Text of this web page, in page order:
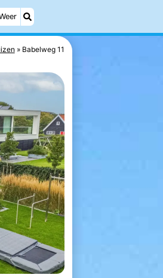
Babelweg 11